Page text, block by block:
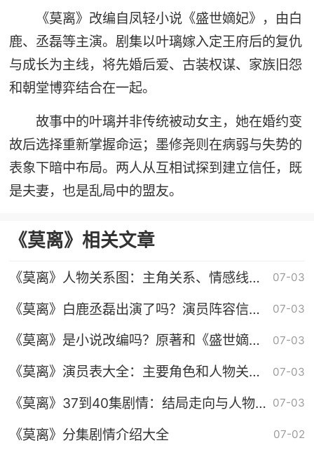
《莫离》改编自凤轻小说《盛世嫡妃》，由白
鹿、丞磊等主演。剧集以叶璃嫁入定王府后的复仇
与成长为主线，将先婚后爱、古装权谋、家族旧怨
和朝堂博弈结合在一起。
故事中的叶璃并非传统被动女主，她在婚约变
故后选择重新掌握命运；墨修尧则在病弱与失势的
表象下暗中布局。两人从互相试探到建立信任，既
是夫妻，也是乱局中的盟友。
《莫离》相关文章
《莫离》人物关系图：主角关系、情感线和
07-03
《莫离》白鹿丞磊出演了吗？演员阵容信息
07-03
《莫离》是小说改编吗？原著和《盛世嫡
07-03
《莫离》演员表大全：主要角色和人物关系
07-03
《莫离》37到40集剧情：结局走向与人物
07-03
《莫离》分集剧情介绍大全 07-02